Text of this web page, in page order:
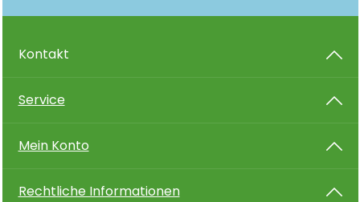
Kontakt
Service
Mein Konto
Rechtliche Informationen